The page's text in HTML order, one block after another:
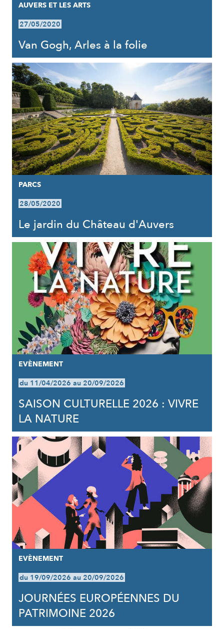
AUVERS ET LES ARTS
27/05/2020
Van Gogh, Arles à la folie
PARCS
28/05/2020
Le jardin du Château d'Auvers
EVÈNEMENT
du 11/04/2026 au 20/09/2026
SAISON CULTURELLE 2026 : VIVRE
LA NATURE
EVÈNEMENT
du 19/09/2026 au 20/09/2026
JOURNÉES EUROPÉENNES DU
PATRIMOINE 2026